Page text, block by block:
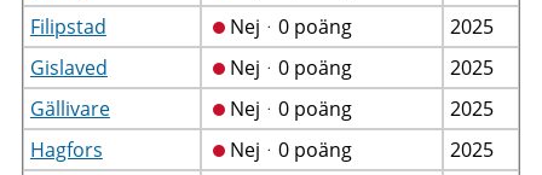
Filipstad
Nejᆞ0 poäng
2025
Gislaved
Nejᆞ0 poäng
2025
Gällivare
Nejᆞ0 poäng
2025
Hagfors
Nejᆞ0 poäng
2025